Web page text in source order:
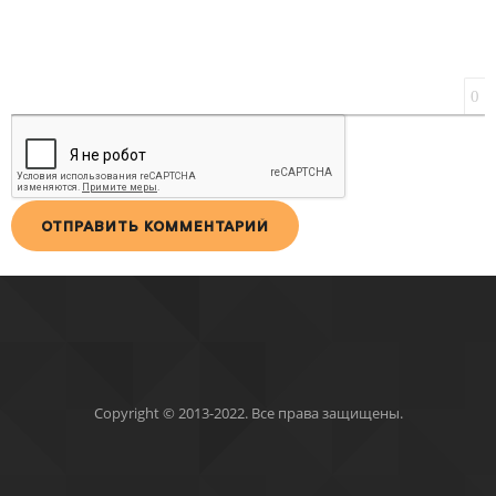
0
ОТПРАВИТЬ КОММЕНТАРИЙ
Copyright © 2013-2022. Все права защищены.